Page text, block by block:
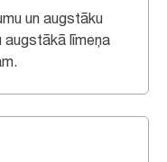
un augstāku
līmeņa